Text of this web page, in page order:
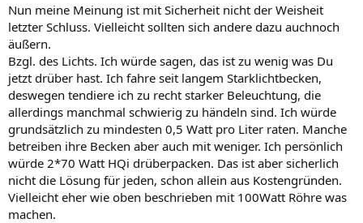
Nun meine Meinung ist mit Sicherheit nicht der Weisheit
letzter Schluss. Vielleicht sollten sich andere dazu auchnoch
äußern.
Bzgl. des Lichts. Ich würde sagen, das ist zu wenig was Du
jetzt drüber hast. Ich fahre seit langem Starklichtbecken,
deswegen tendiere ich zu recht starker Beleuchtung, die
allerdings manchmal schwierig zu händeln sind. Ich würde
grundsätzlich zu mindesten 0,5 Watt pro Liter raten. Manche
betreiben ihre Becken aber auch mit weniger. Ich persönlich
würde 2*70 Watt HQi drüberpacken. Das ist aber sicherlich
nicht die Lösung für jeden, schon allein aus Kostengründen.
Vielleicht eher wie oben beschrieben mit 100Watt Röhre was
machen.